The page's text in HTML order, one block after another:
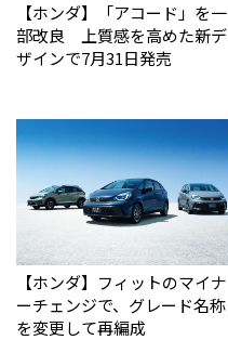
【ホンダ】「アコード」を一
部改良 上質感を高めた新デ
ザインで7月31日発売
【ホンダ】フィットのマイナ
ーチェンジで、グレード名称
を変更して再編成